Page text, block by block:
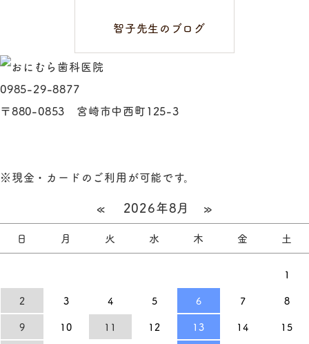
智子先生のブログ
0985-29-8877
〒880-0853 宮崎市中西町125-3
※現金・カードのご利用が可能です。
« 2026年8月 »
日 月 火 水 木 金 土
1
2
3 4 5 6 7
8
9
10 11 12 13 14
15